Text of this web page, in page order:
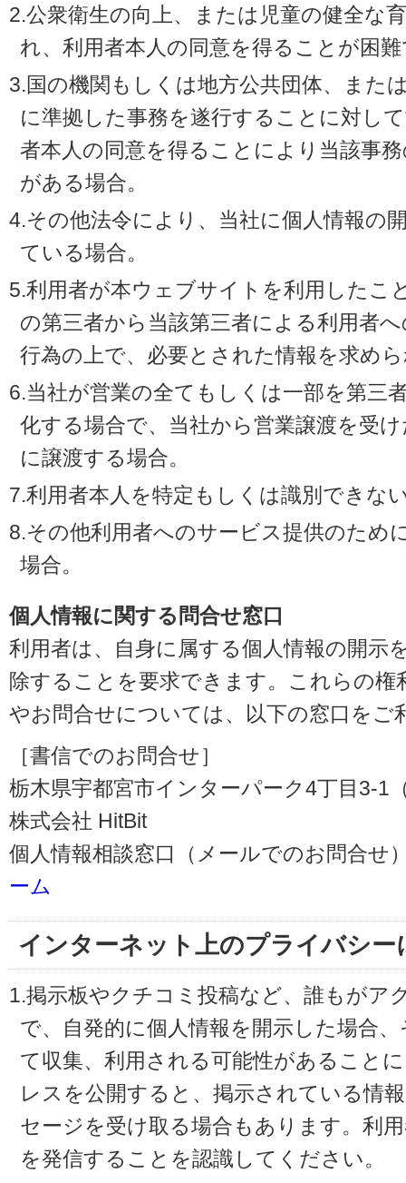
2.公衆衛生の向上、または児童の健全な
れ、利用者本人の同意を得ることが困
3.国の機関もしくは地方公共団体、また
に準拠した事務を遂行することに対し
者本人の同意を得ることにより当該事
がある場合。
4.その他法令により、当社に個人情報の
ている場合。
5.利用者が本ウェブサイトを利用したこ
の第三者から当該第三者による利用者
行為の上で、必要とされた情報を求め
6.当社が営業の全てもしくは一部を第三
化する場合で、当社から営業譲渡を受
に譲渡する場合。
7.利用者本人を特定もしくは識別できな
8.その他利用者へのサービス提供のため
場合。
個人情報に関する問合せ窓口
利用者は、自身に属する個人情報の開示
除することを要求できます。これらの権
やお問合せについては、以下の窓口をご
［書信でのお問合せ］
栃木県宇都宮市インターパーク4丁目3-1
株式会社 HitBit
個人情報相談窓口（メールでのお問合せ
ーム
インターネット上のプライバシー
1.掲示板やクチコミ投稿など、誰もがア
で、自発的に個人情報を開示した場合
て収集、利用される可能性があること
レスを公開すると、掲示されている情
セージを受け取る場合もあります。利
を発信することを認識してください。